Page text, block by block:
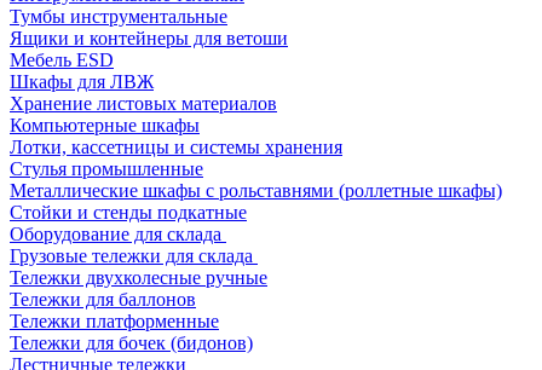
Тумбы инструментальные
Ящики и контейнеры для ветоши
Мебель ESD
Шкафы для ЛВЖ
Хранение листовых материалов
Компьютерные шкафы
Лотки, кассетницы и системы хранения
Стулья промышленные
Металлические шкафы с рольставнями (роллетные шкафы)
Стойки и стенды подкатные
Оборудование для склада
Грузовые тележки для склада
Тележки двухколесные ручные
Тележки для баллонов
Тележки платформенные
Тележки для бочек (бидонов)
Лестничные тележки